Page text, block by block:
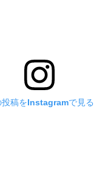
投稿をInstagramで見る